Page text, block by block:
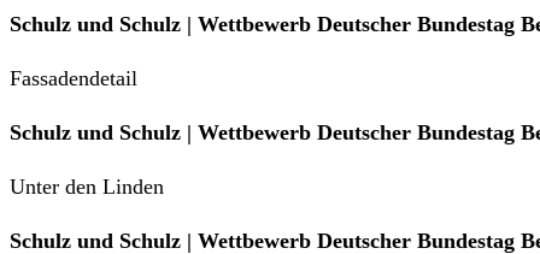
Schulz und Schulz | Wettbewerb Deutscher Bundestag
Fassadendetail
Schulz und Schulz | Wettbewerb Deutscher Bundestag
Unter den Linden
Schulz und Schulz | Wettbewerb Deutscher Bundestag